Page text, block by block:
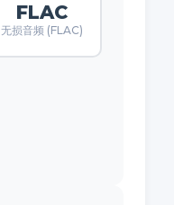
FLAC
无损音频 (FLAC)